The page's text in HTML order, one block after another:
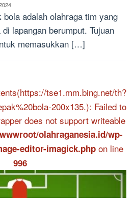
adalah olahraga tim yang
lapangan berumput. Tujuan
memasukkan […]
tse1.mm.bing.net/th?
200x135.): Failed to
does not support writeable
olahraganesia.id/wp-
editor-imagick.phpon line
996